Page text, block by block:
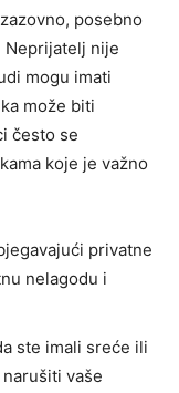
posebno
Neprijatelj nije
mogu imati
može biti
često se
koje je važno
privatne
nelagodu i
ste imali sreće ili
vaše